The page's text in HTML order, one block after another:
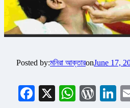
Posted by:মনিরা আক্তারonJune 17,
Facebook
X